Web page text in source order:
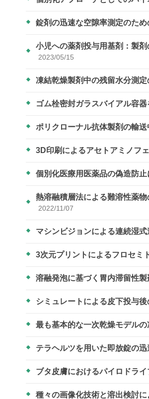
錠剤の迅速な空隙率測定のた
小児への薬剤投与用基剤：製
2023/05/15
凍結乾燥製剤中の残留水分測
ゴム栓密封ガラスバイアル容
ポリクローナル抗体製剤の輸
3D印刷によるアセトアミノフ
個別化医療用医薬品の偽造防
熱溶融積層法による難溶性薬
2022/11/07
マシンビジョンによる連続湿
3次元プリントによるフロセミ
溶融発泡に基づく胃内滞留性
シミュレートによる皮下投与
最も基本的な一次乾燥モデル
テラヘルツを用いた即放錠の
ブタ皮膚におけるパイロドラ
種々の画像化技術と溶出検討